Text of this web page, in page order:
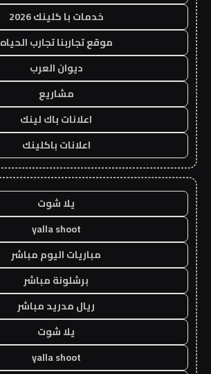
خدمات با كلينك 2026
موقع تجاربنا تجارب الحياه
ديوان العرب
مشاريع
اعلانات باك لينك
اعلانات باكلينك
يلا شوت
yalla shoot
مباريات اليوم مباشر
برشلونة مباشر
ريال مدريد مباشر
يلا شوت
yalla shoot